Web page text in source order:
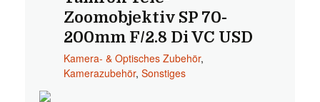
Zoomobjektiv SP 70-
200mm F/2.8 Di VC USD
Kamera- & Optisches Zubehör,
Kamerazubehör, Sonstiges